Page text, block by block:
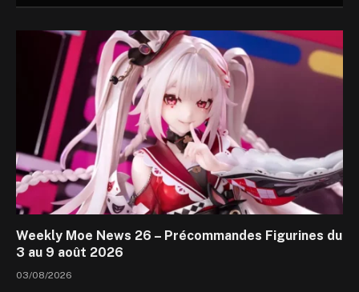
Weekly Moe News 26 – Précommandes Figurines du
3 au 9 août 2026
03/08/2026